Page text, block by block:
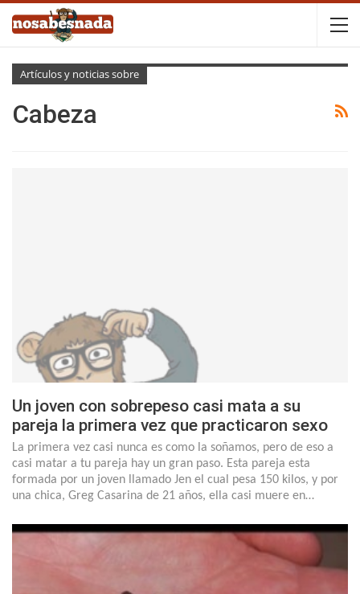
Artículos y noticias sobre
Cabeza
Un joven con sobrepeso casi mata a su
pareja la primera vez que practicaron sexo
La primera vez casi nunca es como la soñamos, pero de eso a
casi matar a tu pareja hay un gran paso. Esta pareja esta
formada por un joven llamado Jen el cual pesa 150 kilos, y por
una chica, Greg Casarina de 21 años, ella casi muere en…